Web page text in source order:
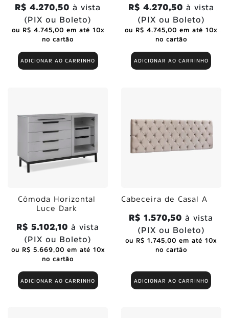
ADICIONAR AO CARRINHO
R$ 4.270,50 à vista
(PIX ou Boleto)
ou R$ 4.745,00 em até 10x
no cartão
ADICIONAR AO CARRINHO
R$ 4.270,50 à vista
(PIX ou Boleto)
ou R$ 4.745,00 em até 10x
no cartão
Cômoda Horizontal
Luce Dark
ADICIONAR AO CARRINHO
R$ 5.102,10 à vista
(PIX ou Boleto)
ou R$ 5.669,00 em até 10x
no cartão
Cabeceira de Casal A
ADICIONAR AO CARRINHO
R$ 1.570,50 à vista
(PIX ou Boleto)
ou R$ 1.745,00 em até 10x
no cartão